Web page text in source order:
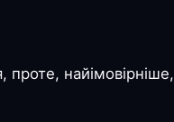
проте, найімовірніше,